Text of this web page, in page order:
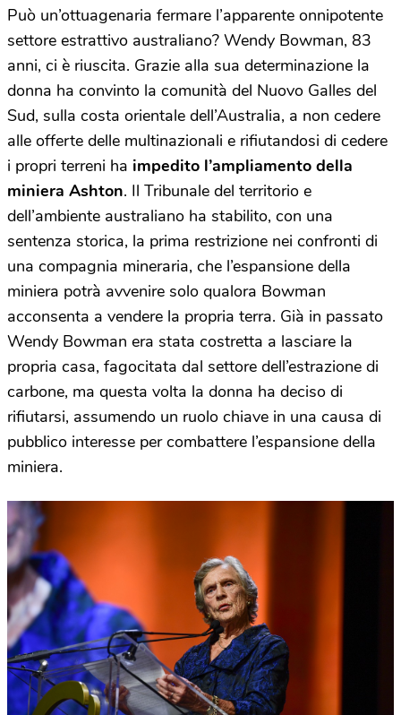
Può un’ottuagenaria fermare l’apparente onnipotente
settore estrattivo australiano? Wendy Bowman, 83
anni, ci è riuscita. Grazie alla sua determinazione la
donna ha convinto la comunità del Nuovo Galles del
Sud, sulla costa orientale dell’Australia, a non cedere
alle offerte delle multinazionali e rifiutandosi di cedere
i propri terreni ha impedito l’ampliamento della
miniera Ashton. Il Tribunale del territorio e
dell’ambiente australiano ha stabilito, con una
sentenza storica, la prima restrizione nei confronti di
una compagnia mineraria, che l’espansione della
miniera potrà avvenire solo qualora Bowman
acconsenta a vendere la propria terra. Già in passato
Wendy Bowman era stata costretta a lasciare la
propria casa, fagocitata dal settore dell’estrazione di
carbone, ma questa volta la donna ha deciso di
rifiutarsi, assumendo un ruolo chiave in una causa di
pubblico interesse per combattere l’espansione della
miniera.